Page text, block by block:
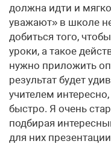
должна идти и
уважают» в школе
добиться того,
уроки, а такое
нужно приложить
результат будет
учителем
быстро. Я очень
подбирая
для них